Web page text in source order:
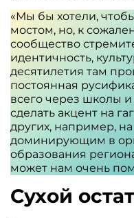
«Мы бы хотели,
мостом, но, к
сообщество
идентичность,
десятилетия там
постоянная
всего через школы
сделать акцент на
других, например,
доминирующим в
образования
может нам очень
Сухой